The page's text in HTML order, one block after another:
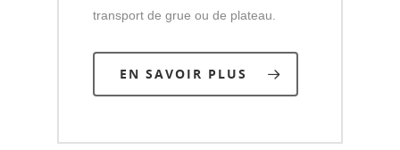
transport de grue ou de plateau.
EN SAVOIR PLUS